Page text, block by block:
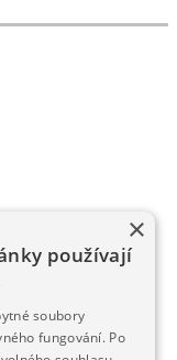
×
používají
soubory
fungování. Po